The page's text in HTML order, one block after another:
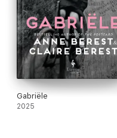
Gabriële
2025